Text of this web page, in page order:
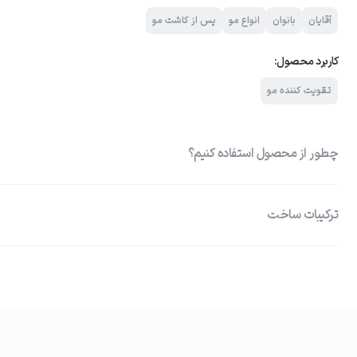
آقایان بانوان انواع مو پس از کاشت مو
کاربرد محصول:
تقویت کننده مو
چطور از محصول استفاده کنیم؟
ترکیبات ساخت